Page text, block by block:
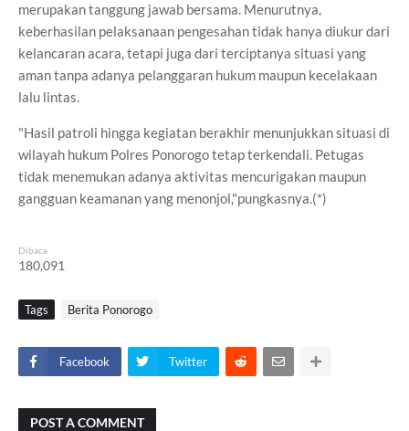
merupakan tanggung jawab bersama. Menurutnya,
keberhasilan pelaksanaan pengesahan tidak hanya diukur dari
kelancaran acara, tetapi juga dari terciptanya situasi yang
aman tanpa adanya pelanggaran hukum maupun kecelakaan
lalu lintas.
"Hasil patroli hingga kegiatan berakhir menunjukkan situasi di
wilayah hukum Polres Ponorogo tetap terkendali. Petugas
tidak menemukan adanya aktivitas mencurigakan maupun
gangguan keamanan yang menonjol,"pungkasnya.(*)
Dibaca
180,091
Tags Berita Ponorogo
Facebook Twitter
POST A COMMENT